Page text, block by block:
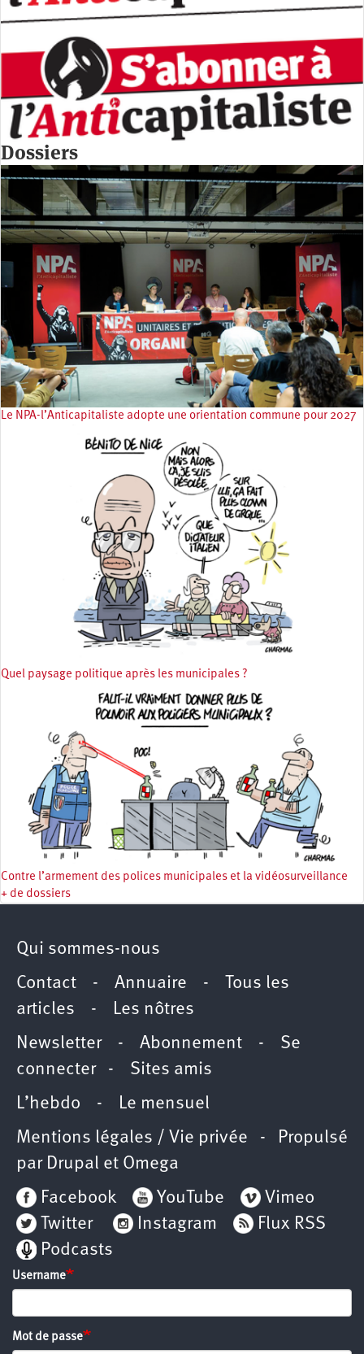
Dossiers
Le NPA-l’Anticapitaliste adopte une orientation commune pour 2027
Quel paysage politique après les municipales ?
Contre l’armement des polices municipales et la vidéosurveillance
+ de dossiers
Qui sommes-nous
Contact - Annuaire -
Tous les
articles - Les nôtres
Newsletter- Abonnement - Se
connecter- Sites amis
L’hebdo - Le mensuel
Mentions légales / Vie privée - Propulsé
par Drupal et Omega
Facebook
YouTube
Vimeo
Twitter
Instagram
Flux RSS
Podcasts
Username
Mot de passe